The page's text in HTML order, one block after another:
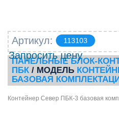
Артикул: 113103
Запросить цену
ПАНЕЛЬНЫЕ БЛОК-
ПБК/ МОДЕЛЬ
БАЗОВАЯ
Контейнер Север ПБК-3 базовая